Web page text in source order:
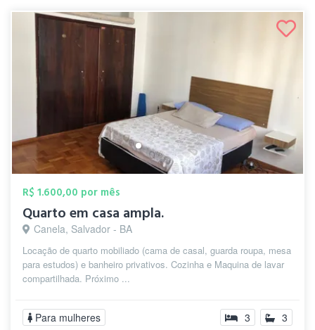
R$ 1.600,00 por mês
Quarto em casa ampla.
Canela, Salvador - BA
Locação de quarto mobiliado (cama de casal, guarda roupa, mesa
para estudos) e banheiro privativos. Cozinha e Maquina de lavar
compartilhada. Próximo ...
Para mulheres 3 3